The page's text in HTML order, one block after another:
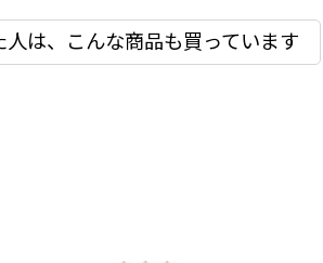
人は、こんな商品も買っています